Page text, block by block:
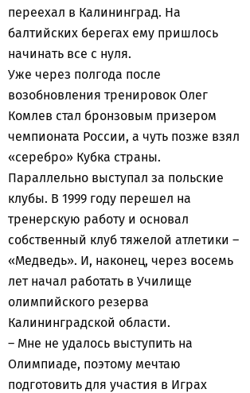
переехал в Калининград. На
балтийских берегах ему пришлось
начинать все с нуля.
Уже через полгода после
возобновления тренировок Олег
Комлев стал бронзовым призером
чемпионата России, а чуть позже взял
«серебро» Кубка страны.
Параллельно выступал за польские
клубы. В 1999 году перешел на
тренерскую работу и основал
собственный клуб тяжелой атлетики –
«Медведь». И, наконец, через восемь
лет начал работать в Училище
олимпийского резерва
Калининградской области.
– Мне не удалось выступить на
Олимпиаде, поэтому мечтаю
подготовить для участия в Играх